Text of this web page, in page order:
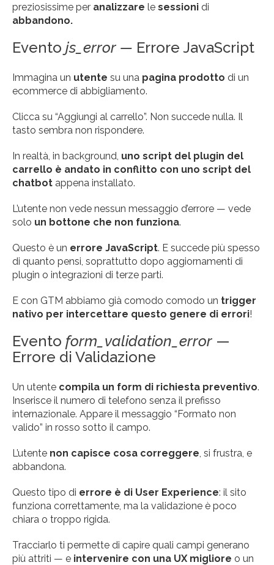
preziosissime per analizzare le sessioni di
abbandono.
Evento js_error — Errore JavaScript
Immagina un utente su una pagina prodotto di un
ecommerce di abbigliamento.
Clicca su “Aggiungi al carrello”. Non succede nulla. Il
tasto sembra non rispondere.
In realtà, in background, uno script del plugin del
carrello è andato in conflitto con uno script del
chatbot appena installato.
L’utente non vede nessun messaggio d’errore — vede
solo un bottone che non funziona.
Questo è un errore JavaScript. E succede più spesso
di quanto pensi, soprattutto dopo aggiornamenti di
plugin o integrazioni di terze parti.
E con GTM abbiamo già comodo comodo un trigger
nativo per intercettare questo genere di errori!
Evento form_validation_error —
Errore di Validazione
Un utente compila un form di richiesta preventivo.
Inserisce il numero di telefono senza il prefisso
internazionale. Appare il messaggio “Formato non
valido” in rosso sotto il campo.
L’utente non capisce cosa correggere , si frustra, e
abbandona.
Questo tipo di errore è di User Experience: il sito
funziona correttamente, ma la validazione è poco
chiara o troppo rigida.
Tracciarlo ti permette di capire quali campi generano
più attriti — e intervenire con una UX migliore o un